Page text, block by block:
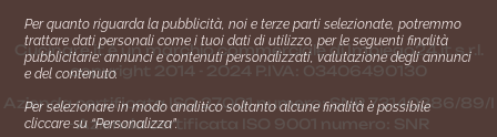
Cucinare.it è un marchio commerciale di Impiego24.it s.r.l.
copyright 2014 - 2024 P.IVA: 03406490130
Azienda certiﬁcata ISO 27001 numero: SNR 73140386/89/I
- Azienda certiﬁcata ISO 9001 numero: SNR
Per quanto riguarda la pubblicità, noi e terze parti selezionate, potremmo
trattare dati personali come i tuoi dati di utilizzo, per le seguenti finalità
pubblicitarie: annunci e contenuti personalizzati, valutazione degli annunci
e del contenuto.
Per selezionare in modo analitico soltanto alcune finalità è possibile
cliccare su “Personalizza”.